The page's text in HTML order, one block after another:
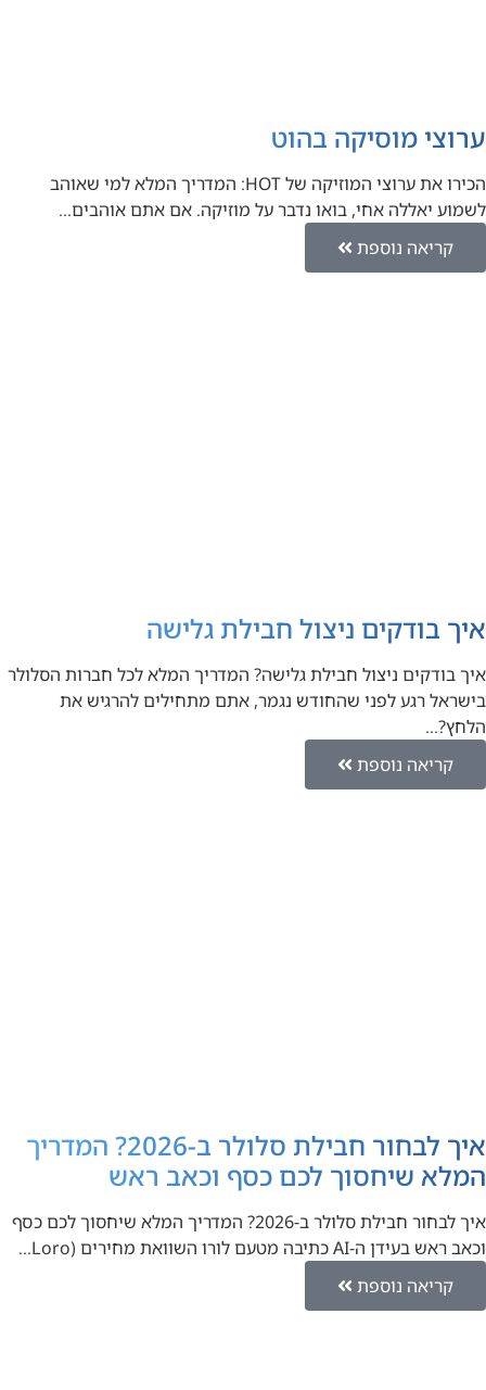
ערוצי מוסיקה בהוט
הכירו את ערוצי המוזיקה של HOT: המדריך המלא למי שאוהב
לשמוע יאללה אחי, בואו נדבר על מוזיקה. אם אתם אוהבים…
קריאה נוספת
איך בודקים ניצול חבילת גלישה
איך בודקים ניצול חבילת גלישה? המדריך המלא לכל חברות הסלולר
בישראל רגע לפני שהחודש נגמר, אתם מתחילים להרגיש את
הלחץ?…
קריאה נוספת
איך לבחור חבילת סלולר ב-2026? המדריך
המלא שיחסוך לכם כסף וכאב ראש
איך לבחור חבילת סלולר ב-2026? המדריך המלא שיחסוך לכם כסף
וכאב ראש בעידן ה-AI כתיבה מטעם לורו השוואת מחירים (Loro…
קריאה נוספת